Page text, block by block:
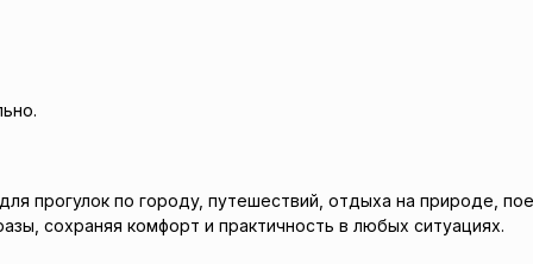
прогулок по городу, путешествий, отдыха на природе,
сохраняя комфорт и практичность в любых ситуациях.